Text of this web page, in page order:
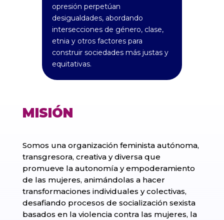
opresión perpetúan
desigualdades, abordando
intersecciones de género, clase,
etnia y otros factores para
construir sociedades más justas y
equitativas.
MISIÓN
Somos una organización feminista autónoma,
transgresora, creativa y diversa que
promueve la autonomía y empoderamiento
de las mujeres, animándolas a hacer
transformaciones individuales y colectivas,
desafiando procesos de socialización sexista
basados en la violencia contra las mujeres, la